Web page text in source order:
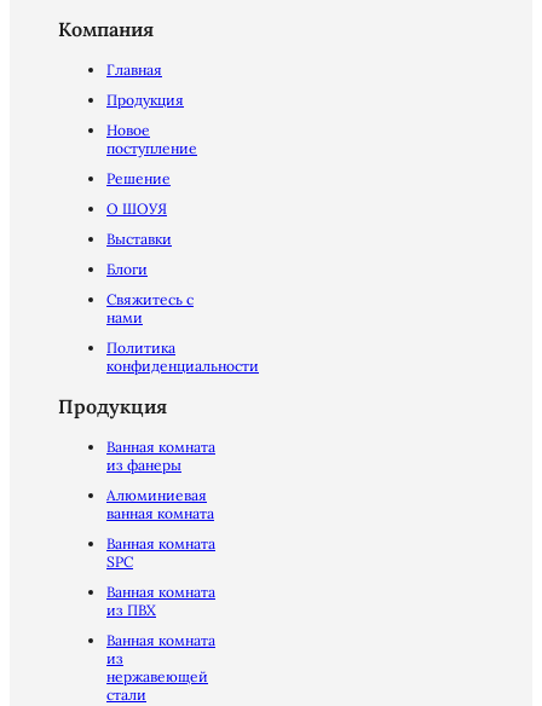
Компания
Главная
Продукция
Новое
поступление
Решение
О ШОУЯ
Выставки
Блоги
Свяжитесь с
нами
Политика
конфиденциальности
Продукция
Ванная комната
из фанеры
Алюминиевая
ванная комната
Ванная комната
SPC
Ванная комната
из ПВХ
Ванная комната
из
нержавеющей
стали